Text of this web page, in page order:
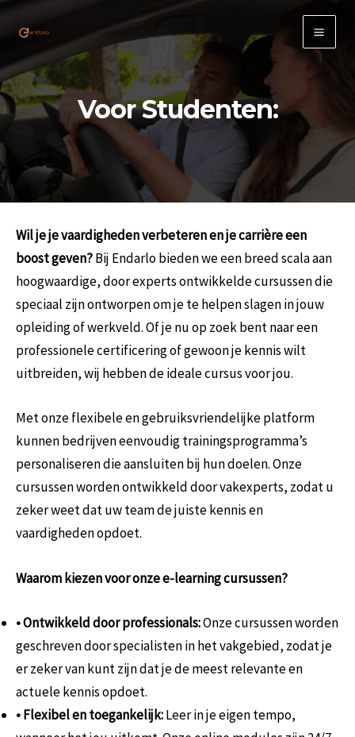
Ga
naar
inhoud
Main
Voor Studenten:
Wil je je vaardigheden verbeteren en je carrière een
boost geven?Bij Endarlo bieden we een breed scala aan
hoogwaardige, door experts ontwikkelde cursussen die
speciaal zijn ontworpen om je te helpen slagen in jouw
opleiding of werkveld. Of je nu op zoek bent naar een
professionele certificering of gewoon je kennis wilt
uitbreiden, wij hebben de ideale cursus voor jou.
Met onze flexibele en gebruiksvriendelijke platform
kunnen bedrijven eenvoudig trainingsprogramma’s
personaliseren die aansluiten bij hun doelen. Onze
cursussen worden ontwikkeld door vakexperts, zodat u
zeker weet dat uw team de juiste kennis en
vaardigheden opdoet.
Waarom kiezen voor onze e-learning cursussen?
• Ontwikkeld door professionals:Onze cursussen worden
geschreven door specialisten in het vakgebied, zodat je
er zeker van kunt zijn dat je de meest relevante en
actuele kennis opdoet.
• Flexibel en toegankelijk:Leer in je eigen tempo,